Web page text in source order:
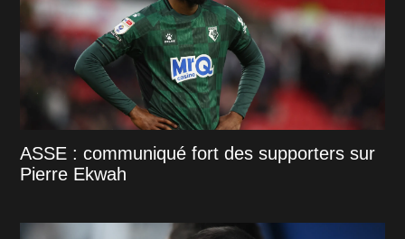
ASSE : communiqué fort des supporters sur
Pierre Ekwah